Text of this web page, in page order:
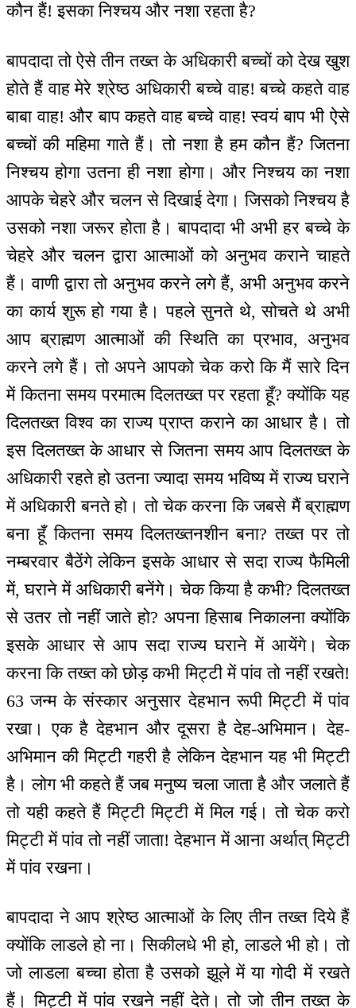
कौन हैं! इसका निश्चय और नशा रहता है?
बापदादा तो ऐसे तीन तख्त के अधिकारी बच्चों को देख खुश
होते हैं वाह मेरे श्रेष्ठ अधिकारी बच्चे वाह! बच्चे कहते वाह
बाबा वाह! और बाप कहते वाह बच्चे वाह! स्वयं बाप भी ऐसे
बच्चों की महिमा गाते हैं। तो नशा है हम कौन हैं? जितना
निश्चय होगा उतना ही नशा होगा। और निश्चय का नशा
आपके चेहरे और चलन से दिखाई देगा। जिसको निश्चय है
उसको नशा जरूर होता है। बापदादा भी अभी हर बच्चे के
चेहरे और चलन द्वारा आत्माओं को अनुभव कराने चाहते
हैं। वाणी द्वारा तो अनुभव करने लगे हैं, अभी अनुभव करने
का कार्य शुरू हो गया है। पहले सुनते थे, सोचते थे अभी
आप ब्राह्मण आत्माओं की स्थिति का प्रभाव, अनुभव
करने लगे हैं। तो अपने आपको चेक करो कि मैं सारे दिन
में कितना समय परमात्म दिलतख्त पर रहता हूँ? क्योंकि यह
दिलतख्त विश्व का राज्य प्राप्त कराने का आधार है। तो
इस दिलतख्त के आधार से जितना समय आप दिलतख्त के
अधिकारी रहते हो उतना ज्यादा समय भविष्य में राज्य घराने
में अधिकारी बनते हो। तो चेक करना कि जबसे मैं ब्राह्मण
बना हूँ कितना समय दिलतख्तनशीन बना? तख्त पर तो
नम्बरवार बैठेंगे लेकिन इसके आधार से सदा राज्य फैमिली
में, घराने में अधिकारी बनेंगे। चेक किया है कभी? दिलतख्त
से उतर तो नहीं जाते हो? अपना हिसाब निकालना क्योंकि
इसके आधार से आप सदा राज्य घराने में आयेंगे। चेक
करना कि तख्त को छोड़ कभी मिट्टी में पांव तो नहीं रखते!
63 जन्म के संस्कार अनुसार देहभान रूपी मिट्टी में पांव
रखा। एक है देहभान और दूसरा है देह-अभिमान। देह-
अभिमान की मिट्टी गहरी है लेकिन देहभान यह भी मिट्टी
है। लोग भी कहते हैं जब मनुष्य चला जाता है और जलाते हैं
तो यही कहते हैं मिट्टी मिट्टी में मिल गई। तो चेक करो
मिट्टी में पांव तो नहीं जाता! देहभान में आना अर्थात् मिट्टी
में पांव रखना।
बापदादा ने आप श्रेष्ठ आत्माओं के लिए तीन तख्त दिये हैं
क्योंकि लाडले हो ना। सिकीलधे भी हो, लाडले भी हो। तो
जो लाडला बच्चा होता है उसको झूले में या गोदी में रखते
हैं। मिट्टी में पांव रखने नहीं देते। तो जो तीन तख्त के